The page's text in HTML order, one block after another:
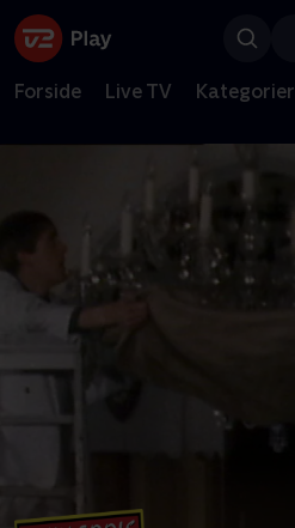
Forside Live TV Kategorier